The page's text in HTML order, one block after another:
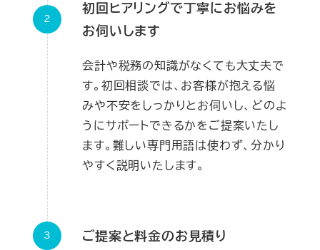
初回ヒアリングで丁寧にお悩みを
お伺いします
会計や税務の知識がなくても大丈夫で
す。初回相談では、お客様が抱える悩
みや不安をしっかりとお伺いし、どのよ
うにサポートできるかをご提案いたし
ます。難しい専門用語は使わず、分かり
やすく説明いたします。
ご提案と料金のお見積り